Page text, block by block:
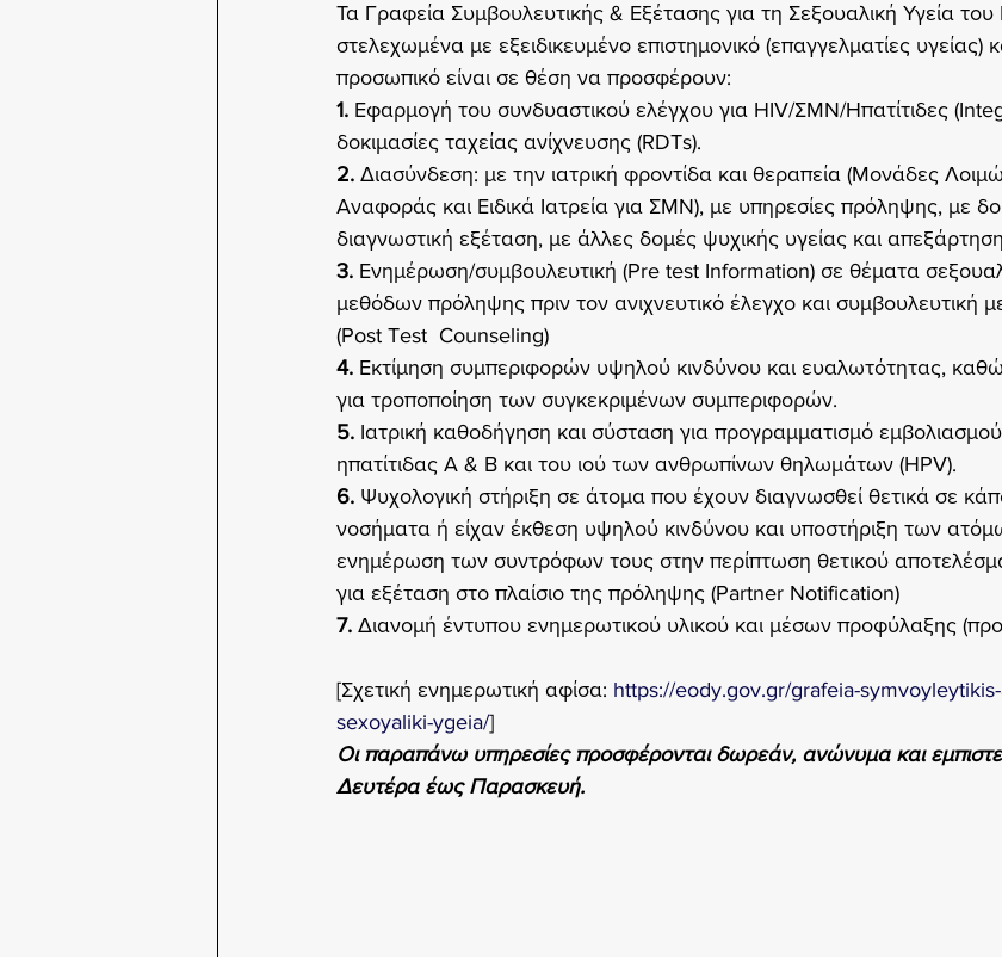
Τα Γραφεία Συμβουλευτικής & Εξέτασης για τη Σεξουαλική Υγεία
στελεχωμένα με εξειδικευμένο επιστημονικό (επαγγελματίες υγείας)
προσωπικό είναι σε θέση να προσφέρουν:
1. Εφαρμογή του συνδυαστικού ελέγχου για HIV/ΣΜΝ/Ηπατίτιδες
δοκιμασίες ταχείας ανίχνευσης (RDTs).
2. Διασύνδεση: με την ιατρική φροντίδα και θεραπεία (Μονάδες
Αναφοράς και Ειδικά Ιατρεία για ΣΜΝ), με υπηρεσίες πρόληψης, με
διαγνωστική εξέταση, με άλλες δομές ψυχικής υγείας και
3. Ενημέρωση/συμβουλευτική (Pre test Information) σε θέματα
μεθόδων πρόληψης πριν τον ανιχνευτικό έλεγχο και συμβουλευτική
(Post Test  Counseling)
4. Εκτίμηση συμπεριφορών υψηλού κινδύνου και ευαλωτότητας,
για τροποποίηση των συγκεκριμένων συμπεριφορών.
5. Ιατρική καθοδήγηση και σύσταση για προγραμματισμό
ηπατίτιδας Α & Β και του ιού των ανθρωπίνων θηλωμάτων (HPV).
6. Ψυχολογική στήριξη σε άτομα που έχουν διαγνωσθεί θετικά σε
νοσήματα ή είχαν έκθεση υψηλού κινδύνου και υποστήριξη των
ενημέρωση των συντρόφων τους στην περίπτωση θετικού
για εξέταση στο πλαίσιο της πρόληψης (Partner Notification)
7. Διανομή έντυπου ενημερωτικού υλικού και μέσων προφύλαξης
[Σχετική ενημερωτική αφίσα: https://eody.gov.gr/grafeia-
sexoyaliki-ygeia/]
Οι παραπάνω υπηρεσίες προσφέρονται δωρεάν, ανώνυμα και
Δευτέρα έως Παρασκευή.